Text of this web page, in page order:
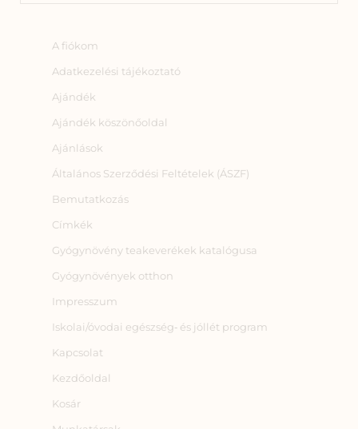
A fiókom
Adatkezelési tájékoztató
Ajándék
Ajándék köszönőoldal
Ajánlások
Általános Szerződési Feltételek (ÁSZF)
Bemutatkozás
Címkék
Gyógynövény teakeverékek katalógusa
Gyógynövények otthon
Impresszum
Iskolai/óvodai egészség‑ és jóllét program
Kapcsolat
Kezdőoldal
Kosár